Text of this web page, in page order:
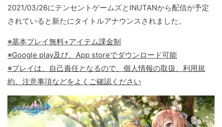
2021/03/26にテンセントゲームズとINUTANから配信が予定
されていると新たにタイトルアナウンスされました。
※基本プレイ無料+アイテム課金制
※Google play及び、App storeでダウンロード可能
※プレイは、自己責任となるので、個人情報の取扱、利用規
約、注意事項などをよくご確認ください